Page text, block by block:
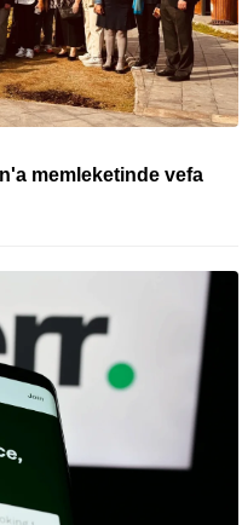
memleketinde vefa